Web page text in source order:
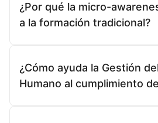
¿Por qué la micro-
a la formación tradicional?
carga cognitiva del
anual resulta en una pérdida
información debido a la
¿Cómo ayuda la Gestión
Humano al cumplimiento